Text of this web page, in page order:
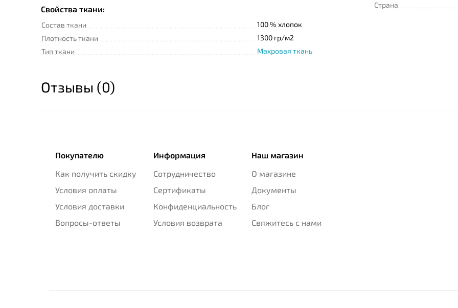
Свойства ткани:
Состав ткани
100 % хлопок
Плотность ткани
1300 гр/м2
Тип ткани
Махровая ткань
Страна
Отзывы (0)
Покупателю
Как получить скидку
Условия оплаты
Условия доставки
Вопросы-ответы
Информация
Сотрудничество
Сертификаты
Конфиденциальность
Условия возврата
Наш магазин
О магазине
Документы
Блог
Свяжитесь с нами